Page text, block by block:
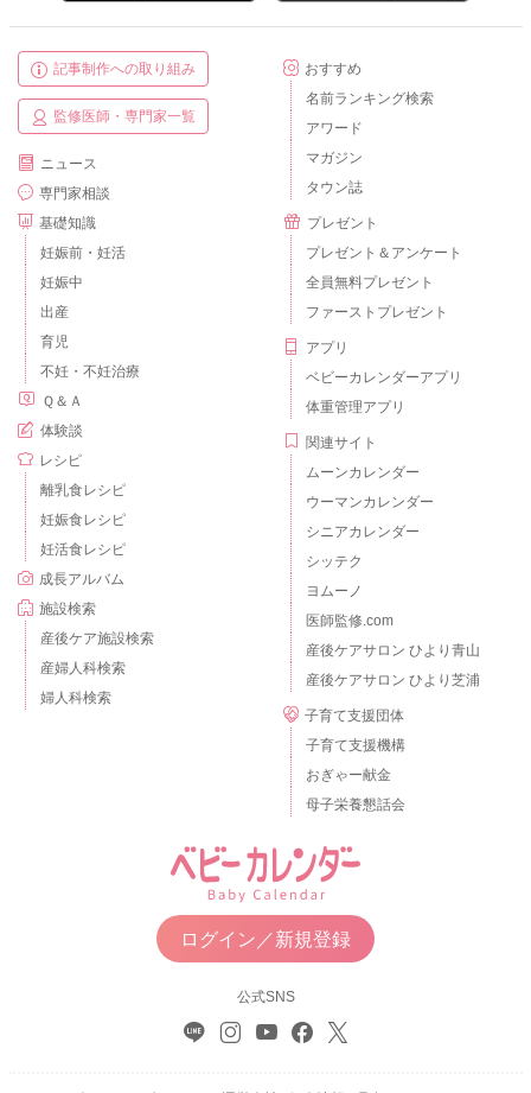
記事制作への取り組み
監修医師・専門家一覧
ニュース
専門家相談
基礎知識
妊娠前・妊活
妊娠中
出産
育児
不妊・不妊治療
Ｑ＆Ａ
体験談
レシピ
離乳食レシピ
妊娠食レシピ
妊活食レシピ
成長アルバム
施設検索
産後ケア施設検索
産婦人科検索
婦人科検索
おすすめ
名前ランキング検索
アワード
マガジン
タウン誌
プレゼント
プレゼント＆アンケート
全員無料プレゼント
ファーストプレゼント
アプリ
ベビーカレンダーアプリ
体重管理アプリ
関連サイト
ムーンカレンダー
ウーマンカレンダー
シニアカレンダー
シッテク
ヨムーノ
医師監修.com
産後ケアサロン ひより青山
産後ケアサロン ひより芝浦
子育て支援団体
子育て支援機構
おぎゃー献金
母子栄養懇話会
ログイン／新規登録
公式SNS